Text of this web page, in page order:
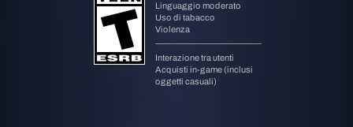
maggiori informazioni sull'accorpamento degli
account, leggi le nostre FAQ.